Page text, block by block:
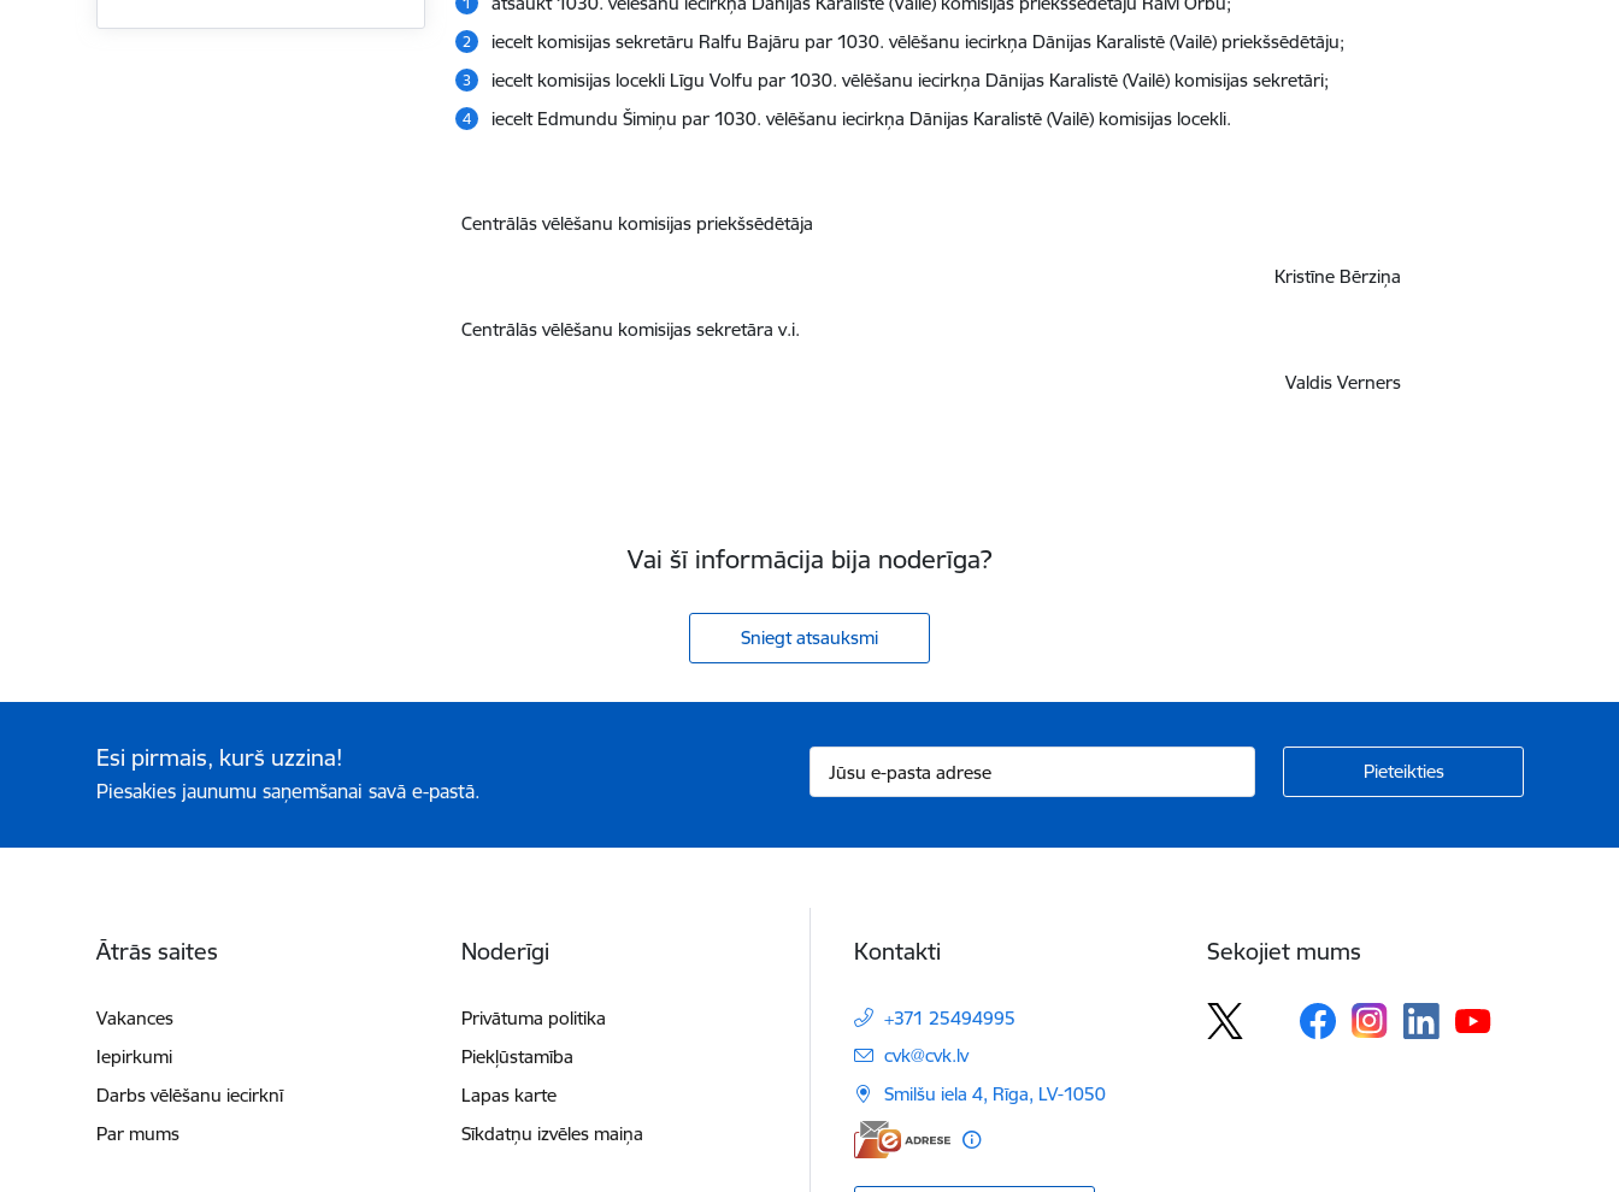
iecelt komisijas sekretāru Ralfu Bajāru par 1030. vēlēšanu iecirkņa Dānijas Karalistē (Vailē) priekšsēdētāju;
iecelt komisijas locekli Līgu Volfu par 1030. vēlēšanu iecirkņa Dānijas Karalistē (Vailē) komisijas sekretāri;
iecelt Edmundu Šimiņu par 1030. vēlēšanu iecirkņa Dānijas Karalistē (Vailē) komisijas locekli.
Centrālās vēlēšanu komisijas priekšsēdētāja
Kristīne Bērziņa
Centrālās vēlēšanu komisijas sekretāra v.i.
Valdis Verners
Vai šī informācija bija noderīga?
Sniegt atsauksmi
Esi pirmais, kurš uzzina!
Piesakies jaunumu saņemšanai savā e-pastā.
Ātrās saites
Vakances
Iepirkumi
Darbs vēlēšanu iecirknī
Par mums
Noderīgi
Privātuma politika
Piekļūstamība
Lapas karte
Sīkdatņu izvēles maiņa
Kontakti
+371 25494995
E-pasts:
cvk@cvk.lv
Smilšu iela 4, Rīga, LV-1050
Sekojiet mums